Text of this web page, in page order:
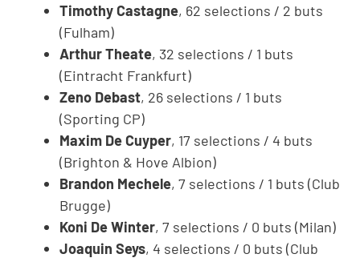
Timothy Castagne, 62 selections / 2 buts
(Fulham)
Arthur Theate, 32 selections / 1 buts
(Eintracht Frankfurt)
Zeno Debast, 26 selections / 1 buts
(Sporting CP)
Maxim De Cuyper, 17 selections / 4 buts
(Brighton & Hove Albion)
Brandon Mechele, 7 selections / 1 buts (Club
Brugge)
Koni De Winter, 7 selections / 0 buts (Milan)
Joaquin Seys, 4 selections / 0 buts (Club